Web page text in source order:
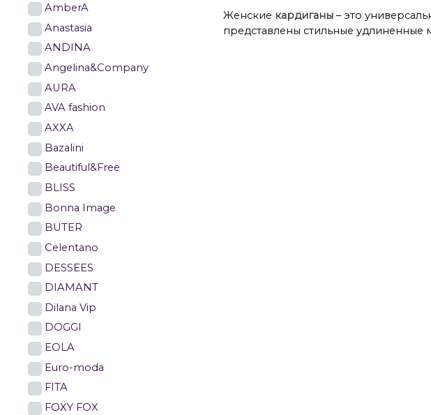
Женские кардиганы – это
представлены стильные удлиненные
AmberA
Anastasia
ANDINA
Angelina&Company
AURA
AVA fashion
AXXA
Bazalini
Beautiful&Free
BLISS
Bonna Image
BUTER
Celentano
DESSEES
DIAMANT
Dilana Vip
DOGGI
EOLA
Euro-moda
FITA
FOXY FOX